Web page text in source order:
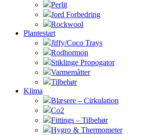
Perlit
Jord Forbedring
Rockwool
Plantestart
Jiffy/Coco Trays
Rodhormon
Stiklinge Propogator
Varmemåtter
Tilbehør
Klima
Blæsere – Cirkulation
Co2
Fittings – Tilbehør
Hygro & Thermometer